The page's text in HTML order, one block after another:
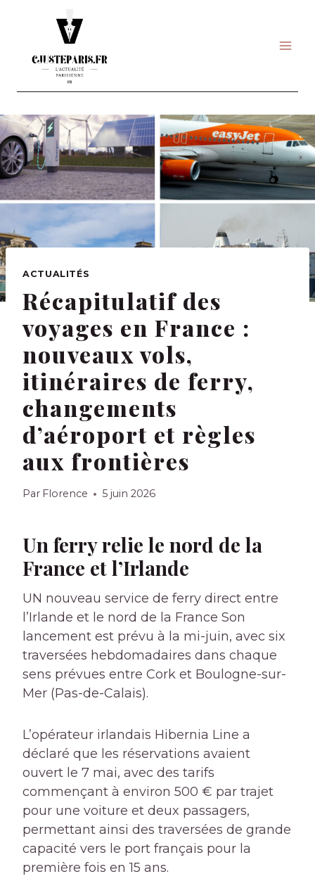
ACTUALITÉS
Récapitulatif des
voyages en France :
nouveaux vols,
itinéraires de ferry,
changements
d’aéroport et règles
aux frontières
Par Florence 5 juin 2026
Un ferry relie le nord de la
France et l’Irlande
UN nouveau service de ferry direct entre
l’Irlande et le nord de la France Son
lancement est prévu à la mi-juin, avec six
traversées hebdomadaires dans chaque
sens prévues entre Cork et Boulogne-sur-
Mer (Pas-de-Calais).
L’opérateur irlandais Hibernia Line a
déclaré que les réservations avaient
ouvert le 7 mai, avec des tarifs
commençant à environ 500 € par trajet
pour une voiture et deux passagers,
permettant ainsi des traversées de grande
capacité vers le port français pour la
première fois en 15 ans.